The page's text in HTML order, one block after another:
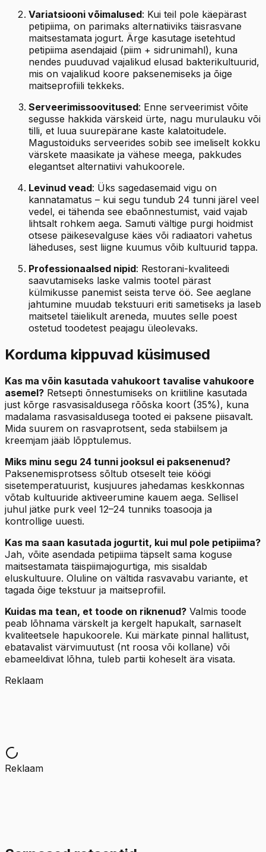
Variatsiooni võimalused: Kui teil pole käepärast
petipiima, on parimaks alternatiiviks täisrasvane
maitsestamata jogurt. Ärge kasutage isetehtud
petipiima asendajaid (piim + sidrunimahl), kuna
nendes puuduvad vajalikud elusad bakterikultuurid,
mis on vajalikud koore paksenemiseks ja õige
maitseprofiili tekkeks.
Serveerimissoovitused: Enne serveerimist võite
segusse hakkida värskeid ürte, nagu murulauku või
tilli, et luua suurepärane kaste kalatoitudele.
Magustoiduks serveerides sobib see imeliselt kokku
värskete maasikate ja vähese meega, pakkudes
elegantset alternatiivi vahukoorele.
Levinud vead: Üks sagedasemaid vigu on
kannatamatus – kui segu tundub 24 tunni järel veel
vedel, ei tähenda see ebaõnnestumist, vaid vajab
lihtsalt rohkem aega. Samuti vältige purgi hoidmist
otsese päikesevalguse käes või radiaatori vahetus
läheduses, sest liigne kuumus võib kultuurid tappa.
Professionaalsed nipid: Restorani-kvaliteedi
saavutamiseks laske valmis tootel pärast
külmikusse panemist seista terve öö. See aeglane
jahtumine muudab tekstuuri eriti sametiseks ja laseb
maitsetel täielikult areneda, muutes selle poest
ostetud toodetest peajagu üleolevaks.
Korduma kippuvad küsimused
Kas ma võin kasutada vahukoort tavalise vahukoore
asemel? Retsepti õnnestumiseks on kriitiline kasutada
just kõrge rasvasisaldusega rõõska koort (35%), kuna
madalama rasvasisaldusega tooted ei paksene piisavalt.
Mida suurem on rasvaprotsent, seda stabiilsem ja
kreemjam jääb lõpptulemus.
Miks minu segu 24 tunni jooksul ei paksenenud?
Paksenemisprotsess sõltub otseselt teie köögi
sisetemperatuurist, kusjuures jahedamas keskkonnas
võtab kultuuride aktiveerumine kauem aega. Sellisel
juhul jätke purk veel 12–24 tunniks toasooja ja
kontrollige uuesti.
Kas ma saan kasutada jogurtit, kui mul pole petipiima?
Jah, võite asendada petipiima täpselt sama koguse
maitsestamata täispiimajogurtiga, mis sisaldab
eluskultuure. Oluline on vältida rasvavabu variante, et
tagada õige tekstuur ja maitseprofiil.
Kuidas ma tean, et toode on riknenud? Valmis toode
peab lõhnama värskelt ja kergelt hapukalt, sarnaselt
kvaliteetsele hapukoorele. Kui märkate pinnal hallitust,
ebatavalist värvimuutust (nt roosa või kollane) või
ebameeldivat lõhna, tuleb partii koheselt ära visata.
Reklaam
Reklaam